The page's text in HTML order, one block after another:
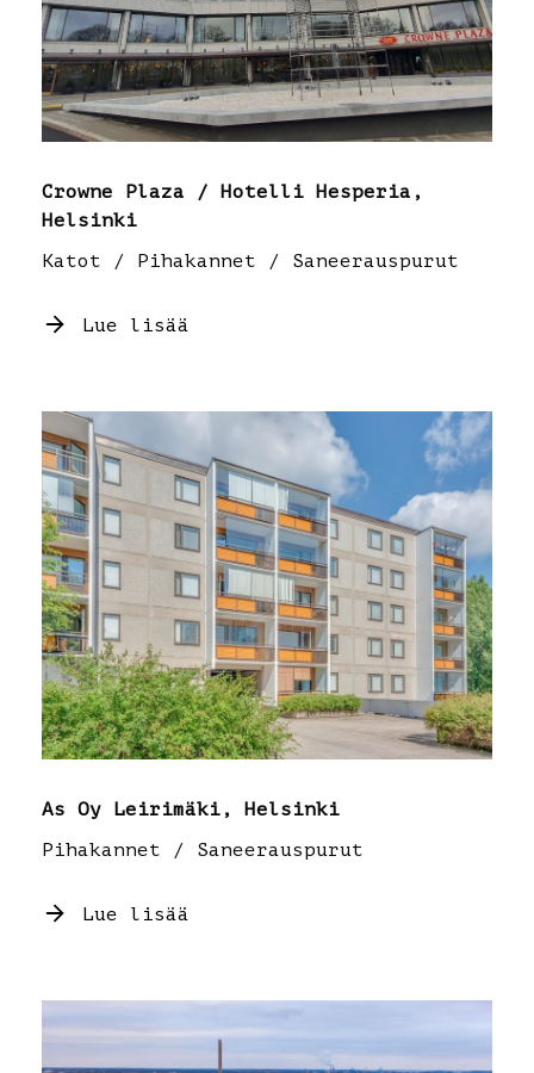
Crowne Plaza / Hotelli Hesperia,
Helsinki
Katot / Pihakannet / Saneerauspurut
Lue lisää
As Oy Leirimäki, Helsinki
Pihakannet / Saneerauspurut
Lue lisää